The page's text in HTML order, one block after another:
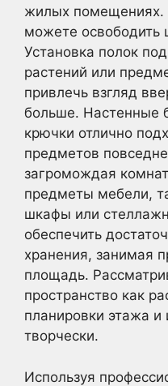
жилых помещениях.
можете
Установка полок
растений или
привлечь взгляд
больше. Настенные
крючки отлично
предметов
загромождая
предметы мебели,
шкафы или
обеспечить
хранения, занимая
площадь.
пространство как
планировки этажа и
творчески.
Используя